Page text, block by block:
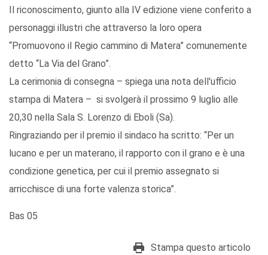
Il riconoscimento, giunto alla IV edizione viene conferito a
personaggi illustri che attraverso la loro opera
“Promuovono il Regio cammino di Matera” comunemente
detto “La Via del Grano”.
La cerimonia di consegna – spiega una nota dell'ufficio
stampa di Matera – si svolgerà il prossimo 9 luglio alle
20,30 nella Sala S. Lorenzo di Eboli (Sa).
Ringraziando per il premio il sindaco ha scritto: “Per un
lucano e per un materano, il rapporto con il grano e è una
condizione genetica, per cui il premio assegnato si
arricchisce di una forte valenza storica”.
Bas 05
Stampa questo articolo